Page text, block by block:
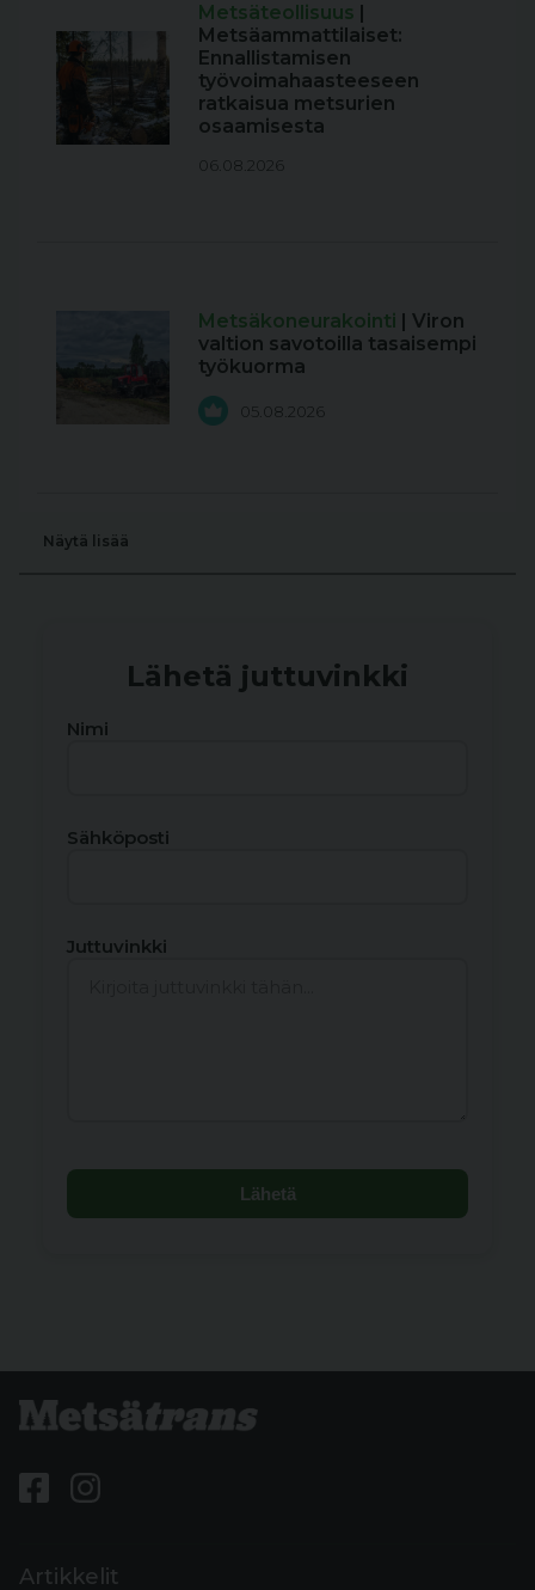
Metsäteollisuus
Metsäammattilaiset:
Ennallistamisen
työvoimahaasteeseen
ratkaisua metsurien
osaamisesta
06.08.2026
Metsäkoneurakointi
| Viron
valtion savotoilla tasaisempi
työkuorma
05.08.2026
Näytä lisää
Lähetä juttuvinkki
Nimi
Sähköposti
Juttuvinkki
Lähetä
Artikkelit